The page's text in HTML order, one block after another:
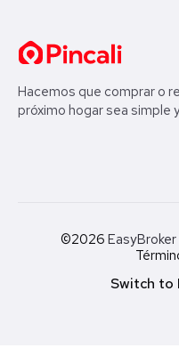
Hacemos que comprar o
próximo hogar sea simple
©2026 EasyBroker
Switch to